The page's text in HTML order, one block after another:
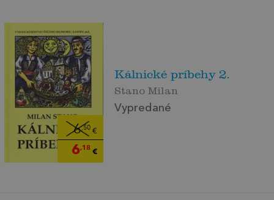
6,50€
6,18€
Kálnické príbehy 2.
Stano Milan
Vypredané